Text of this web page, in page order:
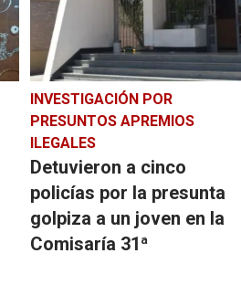
INVESTIGACIÓN POR
PRESUNTOS APREMIOS
ILEGALES
Detuvieron a cinco
policías por la presunta
golpiza a un joven en la
Comisaría 31ª